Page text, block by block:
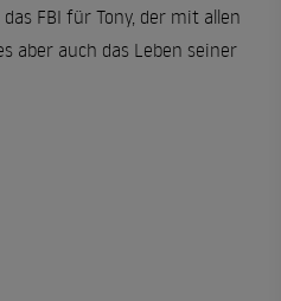
FBI für Tony, der mit allen
aber auch das Leben seiner